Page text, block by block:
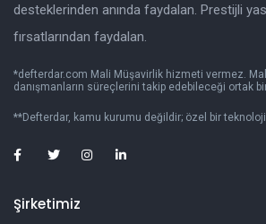
desteklerinden anında faydalan. Prestijli
fırsatlarından faydalan.
*defterdar.com Mali Müşavirlik hizmeti vermez.
danışmanların süreçlerini takip edebileceği ortak
**Defterdar, kamu kurumu değildir; özel bir
Şirketimiz